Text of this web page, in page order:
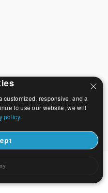
customized, responsive, and a
to use our website, we will
policy.